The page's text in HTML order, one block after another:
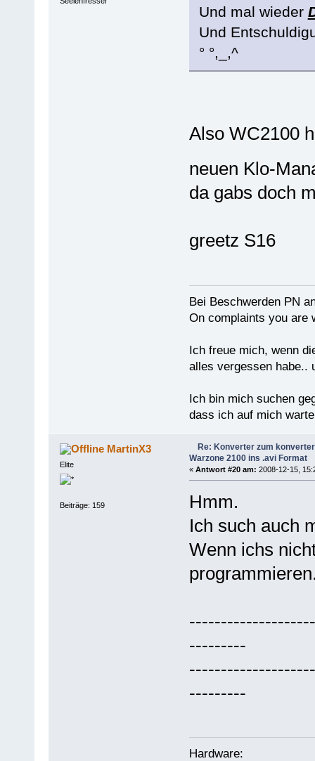
Und mal wieder
Und
° °,_,^
Also WC2100
neuen Klo-
da gabs doch
greetz S16
Bei Beschwerden PN
On complaints you are
Ich freue mich, wenn
alles vergessen habe..
Ich bin mich suchen
dass ich auf mich
MartinX3
Elite
Beiträge: 159
Re: Konverter zum
Warzone 2100 ins .avi Format
« Antwort #20 am: 2008-12-15,
Hmm.
Ich such auch
Wenn ichs
---------
---------
Hardware: